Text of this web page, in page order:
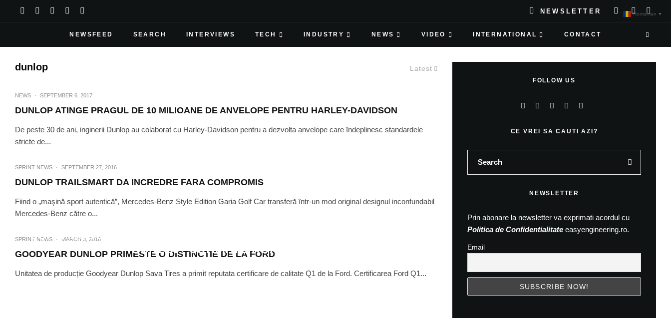
NEWSLETTER
NEWSFEED SEARCH INTERVIEWS TECH INDUSTRY NEWS VIDEO INTERNATIONAL CONTACT
Latest
dunlop
NEWS · SEPTEMBER 6, 2017
DUNLOP ATINGE PRAGUL DE 10 MILIOANE DE ANVELOPE PENTRU HARLEY-DAVIDSON
De peste 30 de ani, inginerii Dunlop au colaborat cu Harley-Davidson pentru a dezvolta anvelope care îndeplinesc standardele
stricte de...
SPRINT NEWS · SEPTEMBER 27, 2016
DUNLOP TRAILSMART DA INCREDRE FARA COMPROMIS
Fiind o „maşină sport autentică”, Mercedes-Benz Style Edition Garia Golf Car transferă într-un mod original designul inconfundabil
Mercedes-Benz către o...
JOHN MCGUINNESS ANUNTA PRIMII CASTIGATORI AI COMPETITIEI
DUNLOP ‘ULTIMATE ROAD TRIP’
SPRINT NEWS · MARCH 3, 2016
GOODYEAR DUNLOP PRIMESTE O DISTINCTIE DE LA FORD
Unitatea de producție Goodyear Dunlop Sava Tires a primit reputata certificare de calitate Q1 de la Ford. Certificarea Ford Q1...
FOLLOW US
CE VREI SA CAUTI AZI?
NEWSLETTER
Prin abonare la newsletter va exprimati acordul cu
Politica de Confidentialitate easyengineering.ro.
Email
Romanian ▼